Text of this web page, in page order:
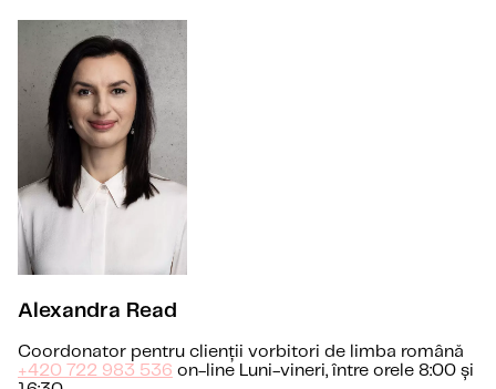
Alexandra Read
Coordonator pentru clienții vorbitori de limba română
+420 722 983 536 on-line Luni-vineri, între orele 8:00 și